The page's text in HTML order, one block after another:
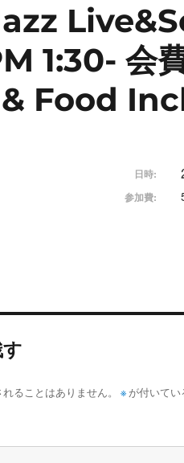
1:30- 会
Food
日時:
参加費:
ることはありません。 ※ が付いて